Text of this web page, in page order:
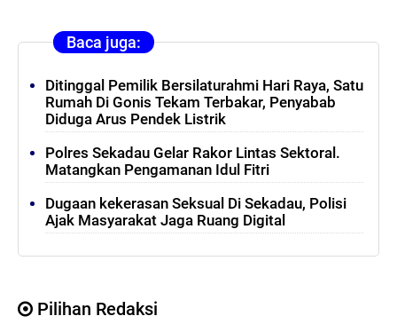
Baca juga:
Ditinggal Pemilik Bersilaturahmi Hari Raya, Satu
Rumah Di Gonis Tekam Terbakar, Penyabab
Diduga Arus Pendek Listrik
Polres Sekadau Gelar Rakor Lintas Sektoral.
Matangkan Pengamanan Idul Fitri
Dugaan kekerasan Seksual Di Sekadau, Polisi
Ajak Masyarakat Jaga Ruang Digital
Pilihan Redaksi